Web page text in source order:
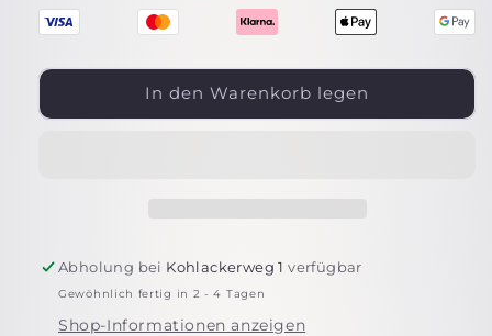
In den Warenkorb legen
Abholung bei Kohlackerweg 1 verfügbar
Gewöhnlich fertig in 2 - 4 Tagen
Shop-Informationen anzeigen